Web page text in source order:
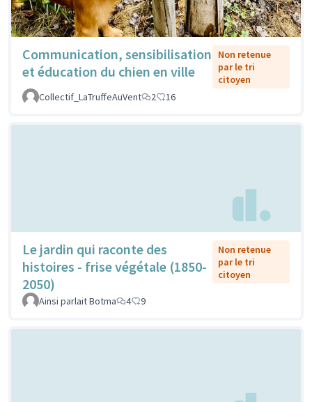
Communication, sensibilisation
et éducation du chien en ville
Non retenue
par le tri
citoyen
Collectif_LaTruffeAuVent
2 16
Le jardin qui raconte des
histoires - frise végétale (1850-
2050)
Non retenue
par le tri
citoyen
Ainsi parlait Botma 4 9